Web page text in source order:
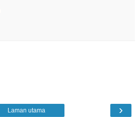
›
Laman utama